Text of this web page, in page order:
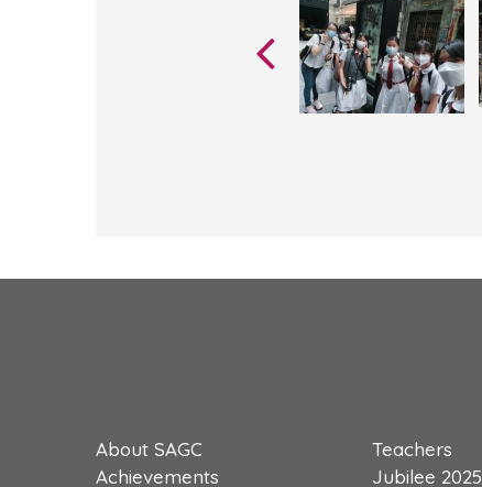
About SAGC
Achievements
Teachers
Jubilee 2025